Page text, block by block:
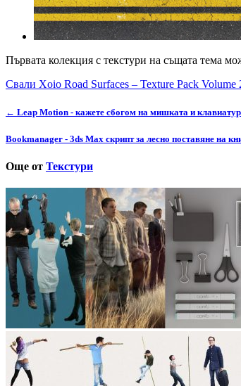
Първата колекция с текстури на същата тема
Свали Xoio Road Surfaces – Texture Pack Volume
← Leap Motion - кажете сбогом на мишката и
Bookmanager - 3ds Max скрипт за лесно поставяне на
Още от Текстури